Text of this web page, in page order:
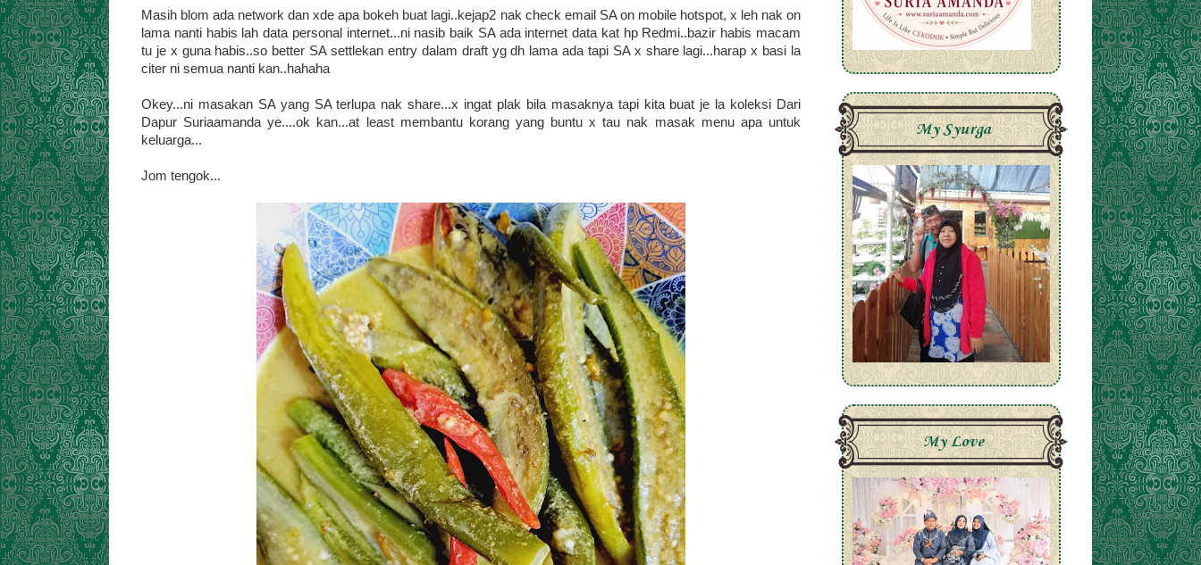
Masih blom ada network dan xde apa bokeh buat lagi..kejap2 nak check email SA on mobile hotspot, x leh nak on
lama nanti habis lah data personal internet...ni nasib baik SA ada internet data kat hp Redmi..bazir habis macam
tu je x guna habis..so better SA settlekan entry dalam draft yg dh lama ada tapi SA x share lagi...harap x basi la
citer ni semua nanti kan..hahaha
Okey...ni masakan SA yang SA terlupa nak share...x ingat plak bila masaknya tapi kita buat je la koleksi Dari
Dapur Suriaamanda ye....ok kan...at least membantu korang yang buntu x tau nak masak menu apa untuk
keluarga...
Jom tengok...
My Syurga
My Love